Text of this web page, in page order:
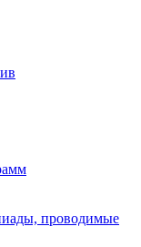
проводимые